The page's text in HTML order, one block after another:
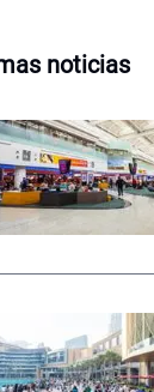
noticias